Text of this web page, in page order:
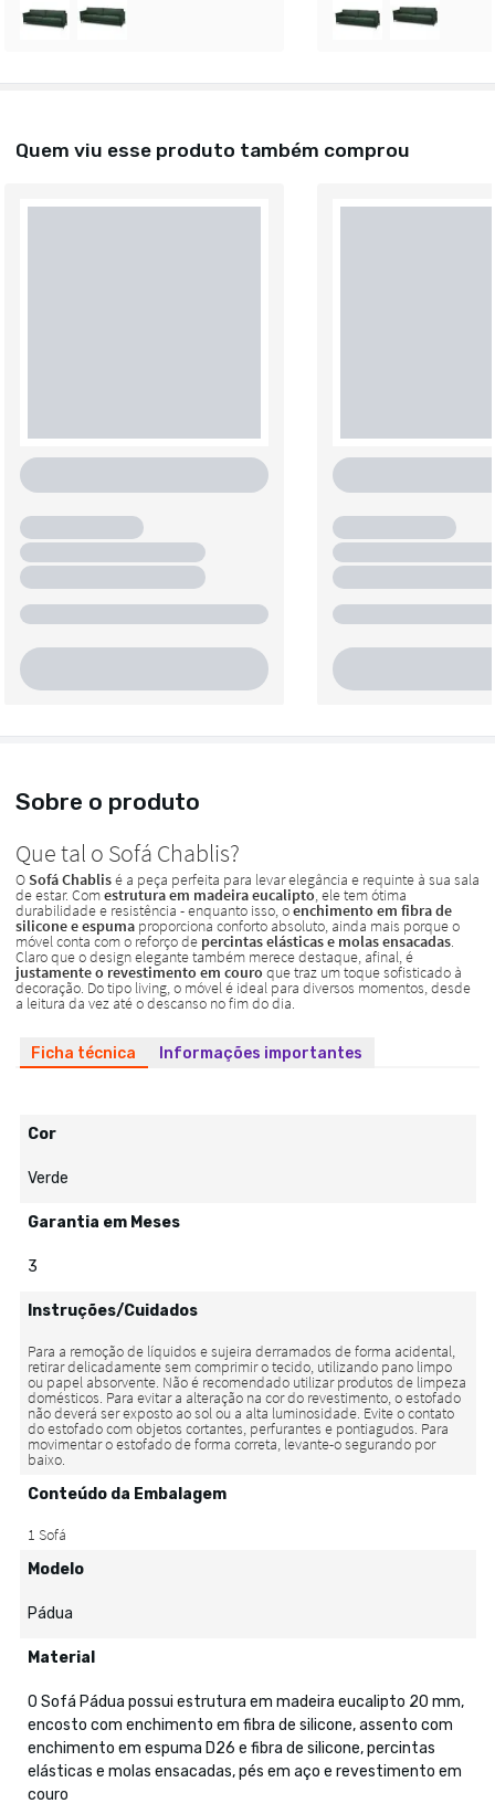
Quem viu esse produto também comprou
Sobre o produto
Ficha técnica Informações importantes
Cor
Verde
Garantia em Meses
3
Instruções/Cuidados
Conteúdo da Embalagem
Modelo
Pádua
Material
O Sofá Pádua possui estrutura em madeira eucalipto 20 mm,
encosto com enchimento em fibra de silicone, assento com
enchimento em espuma D26 e fibra de silicone, percintas
elásticas e molas ensacadas, pés em aço e revestimento em
couro